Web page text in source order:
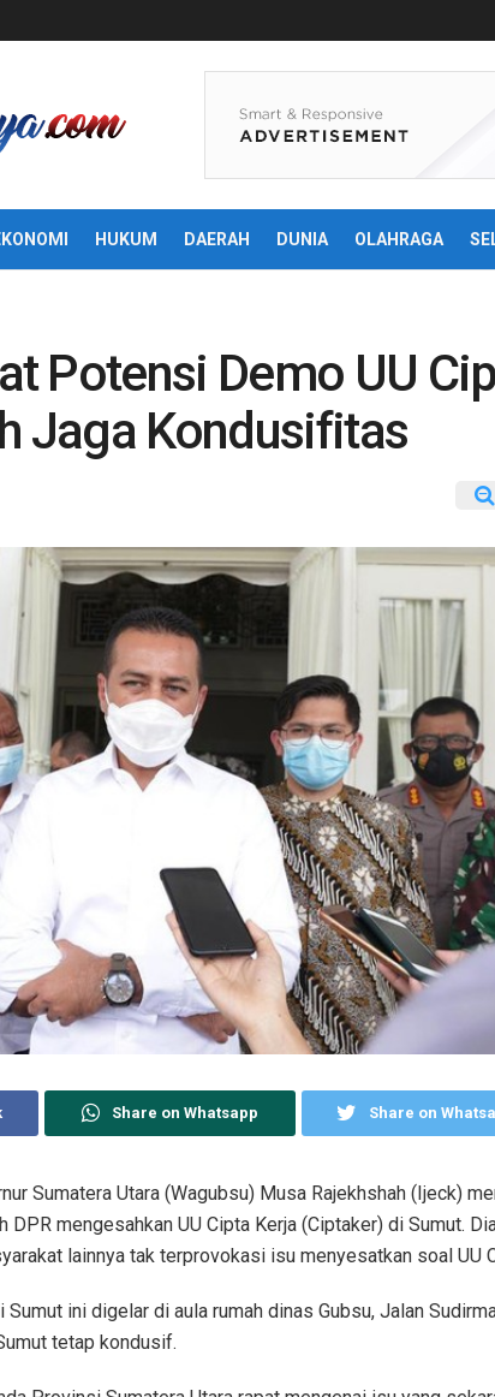
HUKUM DAERAH DUNIA OLAHRAGA
Potensi Demo UU
Jaga Kondusifitas
Share on Whatsapp Share on
Sumatera Utara (Wagubsu) Musa Rajekhshah (Ijeck)
mengesahkan UU Cipta Kerja (Ciptaker) di Sumut.
lainnya tak terprovokasi isu menyesatkan soal UU
ini digelar di aula rumah dinas Gubsu, Jalan
tetap kondusif.